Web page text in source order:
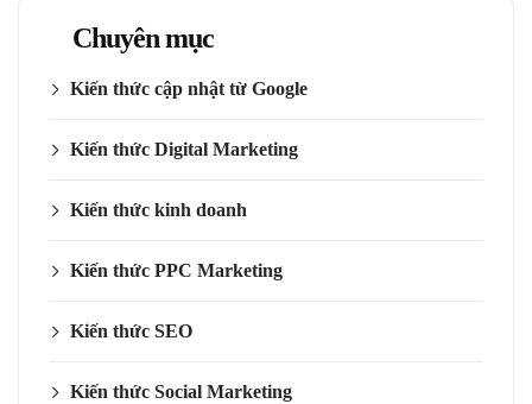
Chuyên mục
Kiến thức cập nhật từ Google
Kiến thức Digital Marketing
Kiến thức kinh doanh
Kiến thức PPC Marketing
Kiến thức SEO
Kiến thức Social Marketing